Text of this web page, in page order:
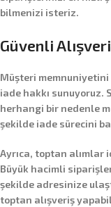
bilmenizi isteriz.
Güvenli
Müşteri
iade hakkı sunuyoruz.
herhangi bir nedenle
şekilde iade sürecini
Ayrıca, toptan alımlar
Büyük hacimli
şekilde adresinize
toptan alışveriş